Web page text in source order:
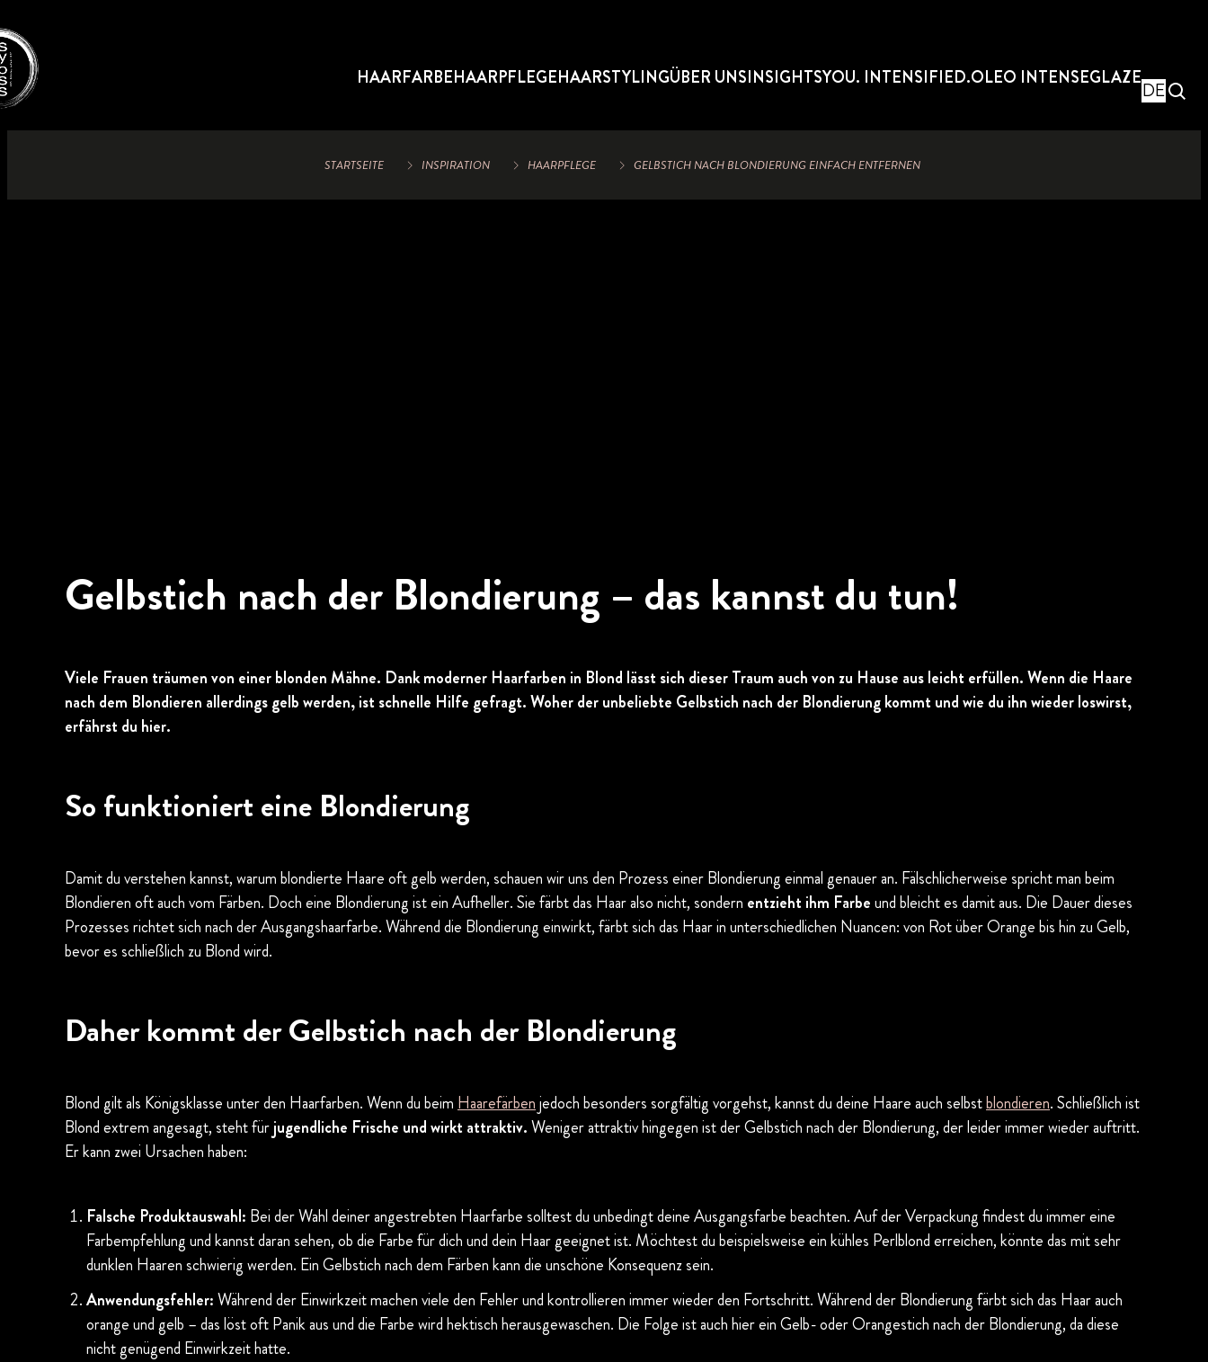
HAARFARBEHAARPFLEGEHAARSTYLINGÜBER UNSINSIGHTSYOU. INTENSIFIED.OLEO INTENSEGLAZE
DE
STARTSEITE INSPIRATION HAARPFLEGE GELBSTICH NACH BLONDIERUNG EINFACH ENTFERNEN
Gelbstich nach der Blondierung – das kannst du tun!
Viele Frauen träumen von einer blonden Mähne. Dank moderner Haarfarben in Blond lässt sich dieser Traum auch von zu Hause aus leicht erfüllen. Wenn die Haare
nach dem Blondieren allerdings gelb werden, ist schnelle Hilfe gefragt. Woher der unbeliebte Gelbstich nach der Blondierung kommt und wie du ihn wieder loswirst,
erfährst du hier.
So funktioniert eine Blondierung
Damit du verstehen kannst, warum blondierte Haare oft gelb werden, schauen wir uns den Prozess einer Blondierung einmal genauer an. Fälschlicherweise spricht man beim
Blondieren oft auch vom Färben. Doch eine Blondierung ist ein Aufheller. Sie färbt das Haar also nicht, sondern entzieht ihm Farbeund bleicht es damit aus. Die Dauer dieses
Prozesses richtet sich nach der Ausgangshaarfarbe. Während die Blondierung einwirkt, färbt sich das Haar in unterschiedlichen Nuancen: von Rot über Orange bis hin zu Gelb,
bevor es schließlich zu Blond wird.
Daher kommt der Gelbstich nach der Blondierung
Blond gilt als Königsklasse unter den Haarfarben. Wenn du beimHaarefärbenjedoch besonders sorgfältig vorgehst, kannst du deine Haare auch selbstblondieren. Schließlich ist
Blond extrem angesagt, steht fürjugendliche Frische und wirkt attraktiv.Weniger attraktiv hingegen ist der Gelbstich nach der Blondierung, der leider immer wieder auftritt.
Er kann zwei Ursachen haben:
Falsche Produktauswahl: Bei der Wahl deiner angestrebten Haarfarbe solltest du unbedingt deine Ausgangsfarbe beachten. Auf der Verpackung findest du immer eine
Farbempfehlung und kannst daran sehen, ob die Farbe für dich und dein Haar geeignet ist. Möchtest du beispielsweise ein kühles Perlblond erreichen, könnte das mit sehr
dunklen Haaren schwierig werden. Ein Gelbstich nach dem Färben kann die unschöne Konsequenz sein.
Anwendungsfehler:Während der Einwirkzeit machen viele den Fehler und kontrollieren immer wieder den Fortschritt. Während der Blondierung färbt sich das Haar auch
orange und gelb – das löst oft Panik aus und die Farbe wird hektisch herausgewaschen. Die Folge ist auch hier ein Gelb- oder Orangestich nach der Blondierung, da diese
nicht genügend Einwirkzeit hatte.